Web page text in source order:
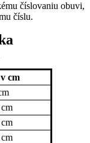
číslovaniu obuvi,
číslu.
cm